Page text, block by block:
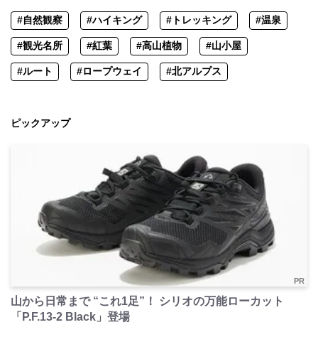
#自然観察 #ハイキング #トレッキング #温泉
#観光名所 #紅葉 #高山植物 #山小屋
#ルート #ロープウェイ #北アルプス
ピックアップ
PR
山から日常まで “これ1足”！ シリオの万能ローカット
「P.F.13-2 Black」登場